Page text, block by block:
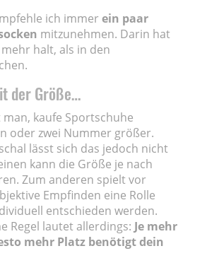
ich immerein paar
mitzunehmen. Darin hat
halt, als in den
der Größe…
kaufe Sportschuhe
oder zwei Nummer größer.
lässt sich das jedoch nicht
kann die Größe je nach
Zum anderen spielt vor
Empfinden eine Rolle
entschieden werden.
Regel lautet allerdings: Je mehr
mehr Platz benötigt dein